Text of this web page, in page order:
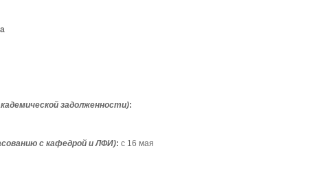
задолженности):
с кафедрой и ЛФИ): с 16 мая